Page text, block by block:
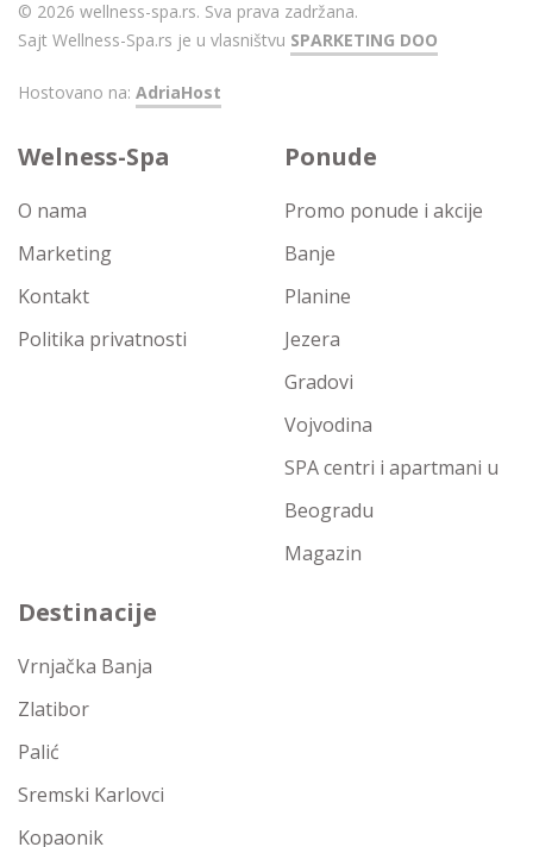
© 2026 wellness-spa.rs. Sva prava zadržana.
Sajt Wellness-Spa.rs je u vlasništvu SPARKETING DOO
Hostovano na: AdriaHost
Welness-Spa
O nama
Marketing
Kontakt
Politika privatnosti
Ponude
Promo ponude i akcije
Banje
Planine
Jezera
Gradovi
Vojvodina
SPA centri i apartmani u
Beogradu
Magazin
Destinacije
Vrnjačka Banja
Zlatibor
Palić
Sremski Karlovci
Kopaonik